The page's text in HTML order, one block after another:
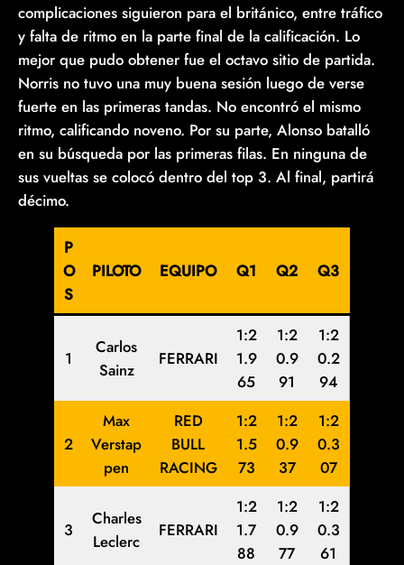
complicaciones siguieron para el británico, entre tráfico
y falta de ritmo en la parte final de la calificación. Lo
mejor que pudo obtener fue el octavo sitio de partida.
Norris no tuvo una muy buena sesión luego de verse
fuerte en las primeras tandas. No encontró el mismo
ritmo, calificando noveno. Por su parte, Alonso batalló
en su búsqueda por las primeras filas. En ninguna de
sus vueltas se colocó dentro del top 3. Al final, partirá
décimo.
P
O
S
PILOTO EQUIPO Q1 Q2 Q3
1
Carlos
Sainz
FERRARI
1:2
1.9
65
1:2
0.9
91
1:2
0.2
94
2
Max
Verstap
pen
RED
BULL
RACING
1:2
1.5
73
1:2
0.9
37
1:2
0.3
07
3
Charles
Leclerc
FERRARI
1:2
1.7
88
1:2
0.9
77
1:2
0.3
61